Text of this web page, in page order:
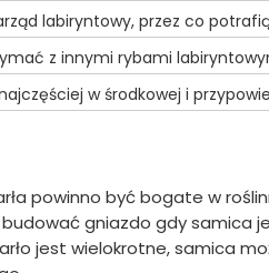
labiryntowy, przez co
z innymi rybami
w środkowej i
powinno być bogate w
gniazdo gdy samica
jest wielokrotne, samica